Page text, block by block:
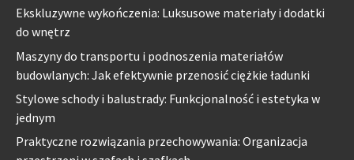
Ekskluzywne wykończenia: Luksusowe materiały i dodatki
do wnętrz
Maszyny do transportu i podnoszenia materiałów
budowlanych: Jak efektywnie przenosić ciężkie ładunki
Stylowe schody i balustrady: Funkcjonalność i estetyka w
jednym
Praktyczne rozwiązania przechowywania: Organizacja